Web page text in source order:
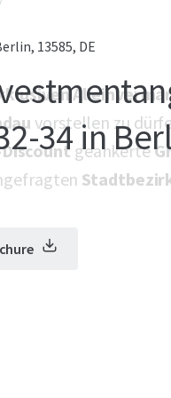
13585, DE
34 in
vorstellen zu
geankerte